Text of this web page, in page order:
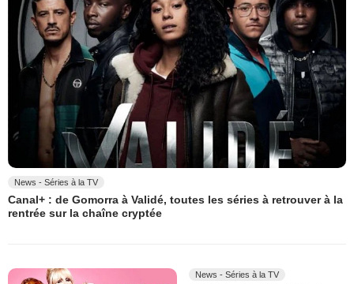
News - Séries à la TV
Canal+ : de Gomorra à Validé, toutes les séries à retrouver à la
rentrée sur la chaîne cryptée
News - Séries à la TV